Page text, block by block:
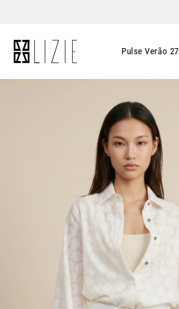
Pulse Verão 27